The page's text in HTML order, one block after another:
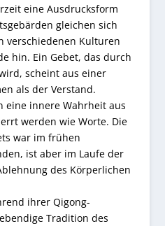
eine Ausdrucksform
gleichen sich
verschiedenen Kulturen
hin. Ein Gebet, das durch
scheint aus einer
als der Verstand.
eine innere Wahrheit aus
werden wie Worte. Die
war im frühen
ist aber im Laufe der
des Körperlichen
ihrer Qigong-
Tradition des